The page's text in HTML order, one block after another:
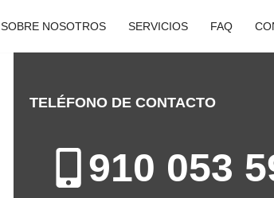
SOBRE NOSOTROS SERVICIOS FAQ
TELÉFONO DE CONTACTO
910 053